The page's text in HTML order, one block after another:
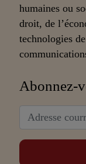
humaines ou
droit, de
technologies
Abonnez-